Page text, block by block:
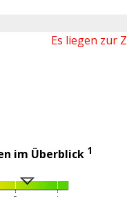
Es liegen zur
im Überblick 1